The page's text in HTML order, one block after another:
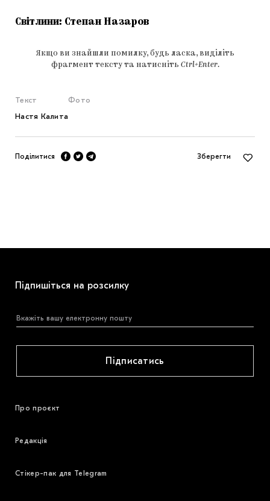
Світлини: Степан Назаров
Якщо ви знайшли помилку, будь ласка, виділіть
фрагмент тексту та натисніть Ctrl+Enter.
Текст
Настя Калита
Фото
Поділитися Зберегти
Підпишіться на розсилку
Підписатись
Про проєкт
Редакція
Стікер-пак для Telegram